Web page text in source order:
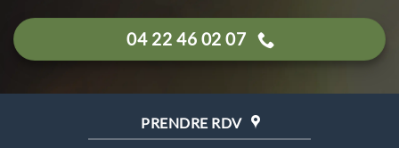
04 22 46 02 07
PRENDRE RDV